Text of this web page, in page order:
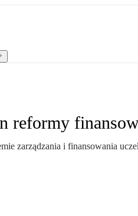
reformy
zarządzania i finansowania